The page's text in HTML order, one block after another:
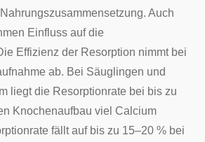
Auch
Einfluss auf die
Effizienz der Resorption nimmt bei
ab. Bei Säuglingen und
liegt die Resorptionrate bei bis zu
Knochenaufbau viel Calcium
fällt auf bis zu 15–20 % bei